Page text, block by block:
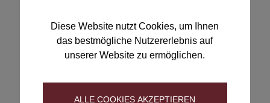
Ektoparasiten (Flöhe, Zecken, Milben) oder
Juckreiz durch Sekundärinfektionen sind
Diese Website nutzt Cookies, um Ihnen
das bestmögliche Nutzererlebnis auf
unserer Website zu ermöglichen.
ALLE COOKIES AKZEPTIEREN